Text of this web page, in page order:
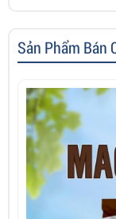
Sản Phẩm Bán